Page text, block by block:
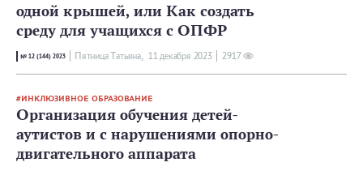
одной крышей, или Как создать
среду для учащихся с ОПФР
№ 12 (144) 2023 Пятница Татьяна, 11 декабря 2023 2917
ИНКЛЮЗИВНОЕ ОБРАЗОВАНИЕ
Организация обучения детей-
аутистов и с нарушениями опорно-
двигательного аппарата